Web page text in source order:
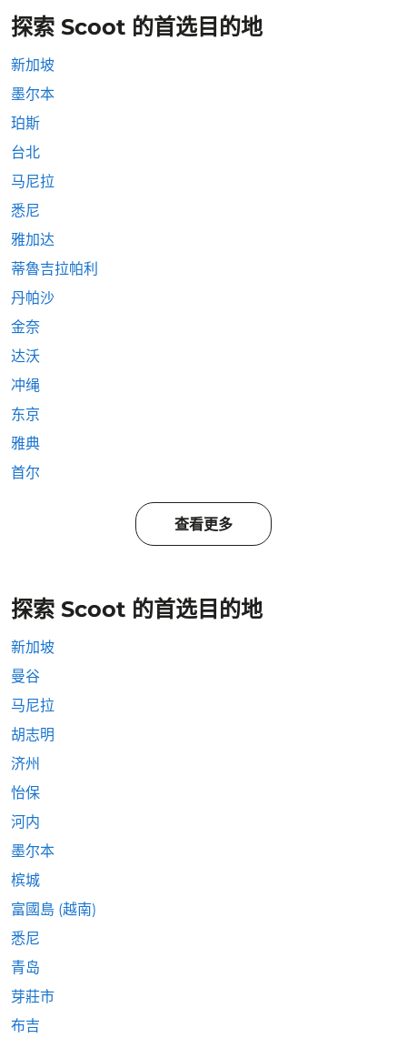
探索 Scoot 的首选目的地
新加坡
墨尔本
珀斯
台北
马尼拉
悉尼
雅加达
蒂魯吉拉帕利
丹帕沙
金奈
达沃
冲绳
东京
雅典
首尔
查看更多
探索 Scoot 的首选目的地
新加坡
曼谷
马尼拉
胡志明
济州
怡保
河内
墨尔本
槟城
富國島 (越南)
悉尼
青岛
芽莊市
布吉